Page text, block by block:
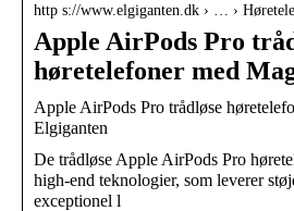
http s://www.elgiganten.dk › … ›
Apple AirPods Pro
høretelefoner med
Apple AirPods Pro trådløse
Elgiganten
De trådløse Apple AirPods Pro
high-end teknologier, som leverer
exceptionel l